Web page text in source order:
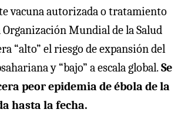
vacuna autorizada o tratamiento
Organización Mundial de la Salud
“alto” el riesgo de expansión del
y “bajo” a escala global. Se
peor epidemia de ébola de la
hasta la fecha.